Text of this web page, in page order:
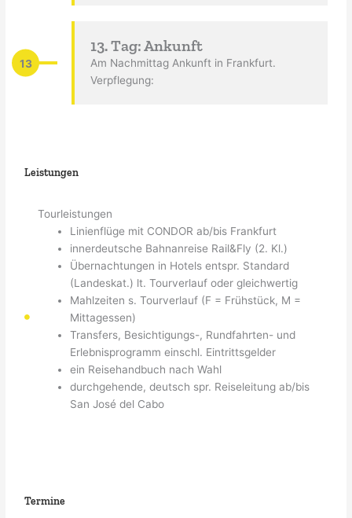
13
13. Tag: Ankunft
Am Nachmittag Ankunft in Frankfurt.
Verpflegung:
Leistungen
Tourleistungen
Linienflüge mit CONDOR ab/bis Frankfurt
innerdeutsche Bahnanreise Rail&Fly (2. Kl.)
Übernachtungen in Hotels entspr. Standard
(Landeskat.) lt. Tourverlauf oder gleichwertig
Mahlzeiten s. Tourverlauf (F = Frühstück, M =
Mittagessen)
Transfers, Besichtigungs-, Rundfahrten- und
Erlebnisprogramm einschl. Eintrittsgelder
ein Reisehandbuch nach Wahl
durchgehende, deutsch spr. Reiseleitung ab/bis
San José del Cabo
Termine